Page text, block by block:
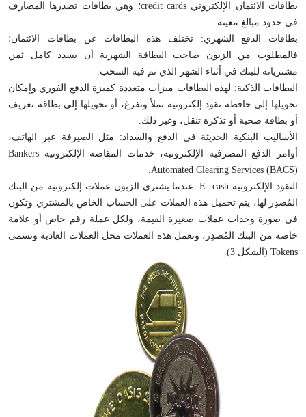
بطاقات الائتمان الإلكتروني credit cards؛ وهي بطاقات تصدرها المصارف
في حدود مبالغ معينة.
بطاقات الدفع الشهري: تختلف هذه البطاقات عن بطاقات الائتمان؛
فالمطلوب من الزبون صاحب البطاقة الشهرية أن يسدد كامل ثمن
مشترياته للبنك في أثناء الشهر الذي تم فيه السحب.
البطاقات الذكية: لهذه البطاقات ميزات متعددة كميزة الدفع الفوري وإمكان
تحويلها إلى حافظة نقود إلكترونية تملأ وتفرغ، أو تحويلها إلى بطاقة تعريف
أو بطاقة صحية أو تذكرة تنقل، وغير ذلك.
الأساليب البنكية الحديثة في الدفع والسداد: مثل الصيرفة عبر الهاتف،
أوامر الدفع المصرفية الإلكترونية، خدمات المقاصة الإلكترونية Bankers
Automated Clearing Services (BACS).
النقود الإلكترونية E- cash: عندما يشتري الزبون عملات إلكترونية من البنك
المُصدِر لها، يتم تحميل هذه العملات على الحساب الخاص بالمشتري وتكون
في صورة وحدات عملات صغيرة القيمة، ولكل عملة رقم خاص أو علامة
خاصة من البنك المُصدِر، وتعمل هذه العملات محل العملات العادية وتسمى
Tokens (الشكل 3).